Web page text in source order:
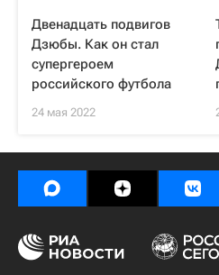
Двенадцать подвигов
Дзюбы. Как он стал
супергероем
российского футбола
24 мая 2022